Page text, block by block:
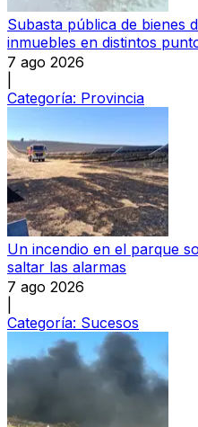
Subasta pública de bienes
inmuebles en distintos
7 ago 2026
Categoría: Provincia
Un incendio en el parque
saltar las alarmas
7 ago 2026
Categoría: Sucesos